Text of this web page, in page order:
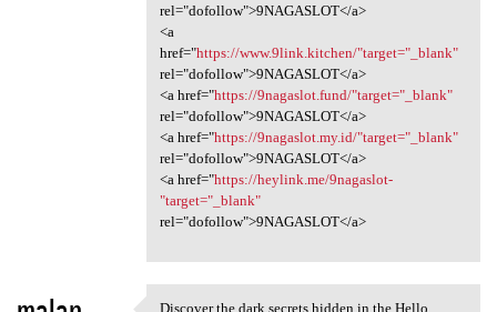
rel="dofollow">9NAGASLOT</a>
<a
href="https://www.9link.kitchen/"target="_blank"
rel="dofollow">9NAGASLOT</a>
<a href="https://9nagaslot.fund/"target="_blank"
rel="dofollow">9NAGASLOT</a>
<a href="https://9nagaslot.my.id/"target="_blank"
rel="dofollow">9NAGASLOT</a>
<a href="https://heylink.me/9nagaslot-
"target="_blank"
rel="dofollow">9NAGASLOT</a>
Discover the dark secrets hidden in the Hello